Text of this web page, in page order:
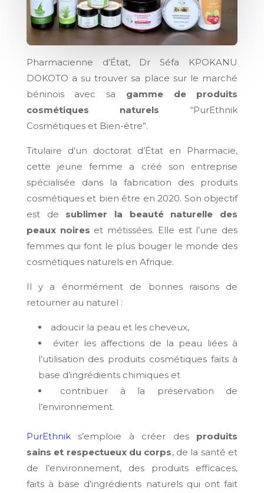
Pharmacienne d’État, Dr Séfa KPOKANU
DOKOTO a su trouver sa place sur le marché
béninois avec sa gamme de produits
cosmétiques naturels “PurEthnik
Cosmétiques et Bien-être”.
Titulaire d’un doctorat d’État en Pharmacie,
cette jeune femme a créé son entreprise
spécialisée dans la fabrication des produits
cosmétiques et bien être en 2020. Son objectif
est de sublimer la beauté naturelle des
peaux noires et métissées. Elle est l’une des
femmes qui font le plus bouger le monde des
cosmétiques naturels en Afrique.
Il y a énormément de bonnes raisons de
retourner au naturel :
adoucir la peau et les cheveux,
éviter les affections de la peau liées à
l’utilisation des produits cosmétiques faits à
base d’ingrédients chimiques et
contribuer à la préservation de
l’environnement.
PurEthniks’emploie à créer des produits
sains et respectueux du corps, de la santé et
de l’environnement, des produits efficaces,
faits à base d’ingrédients naturels qui ont fait